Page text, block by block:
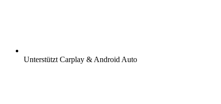
Unterstützt Carplay & Android Auto